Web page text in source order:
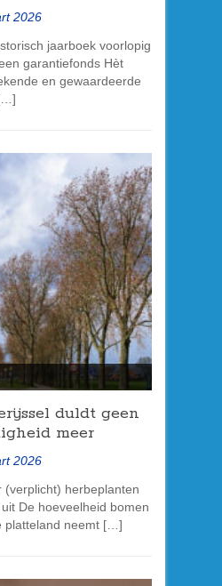
2026
jaarboek voorlopig
garantiefonds Hèt
en gewaardeerde
duldt geen
meer
2026
(verplicht) herbeplanten
De hoeveelheid bomen
platteland neemt […]